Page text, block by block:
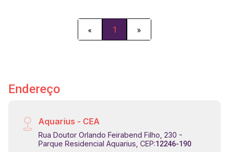
plataforma para área técnica. Fachada moderna e
« 1 »
Endereço
Aquarius - CEA
Rua Doutor Orlando Feirabend Filho, 230 -
Parque Residencial Aquarius, CEP:12246-190